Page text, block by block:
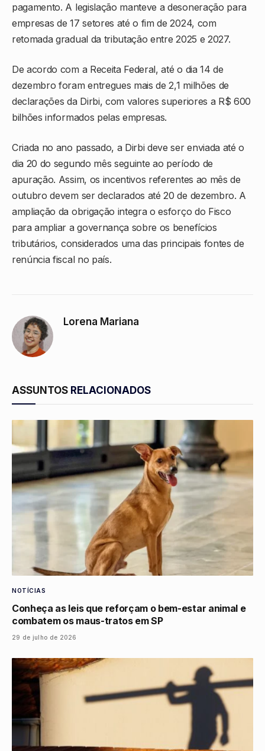
pagamento. A legislação manteve a desoneração para
empresas de 17 setores até o fim de 2024, com
retomada gradual da tributação entre 2025 e 2027.
De acordo com a Receita Federal, até o dia 14 de
dezembro foram entregues mais de 2,1 milhões de
declarações da Dirbi, com valores superiores a R$ 600
bilhões informados pelas empresas.
Criada no ano passado, a Dirbi deve ser enviada até o
dia 20 do segundo mês seguinte ao período de
apuração. Assim, os incentivos referentes ao mês de
outubro devem ser declarados até 20 de dezembro. A
ampliação da obrigação integra o esforço do Fisco
para ampliar a governança sobre os benefícios
tributários, considerados uma das principais fontes de
renúncia fiscal no país.
Lorena Mariana
ASSUNTOS RELACIONADOS
NOTÍCIAS
Conheça as leis que reforçam o bem-estar animal e
combatem os maus-tratos em SP
29 de julho de 2026